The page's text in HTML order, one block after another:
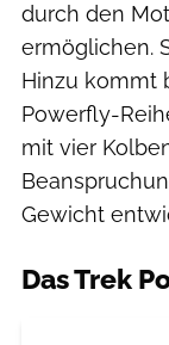
durch den
ermöglichen.
Hinzu kommt
Powerfly-
mit vier
Gewicht
Das Trek